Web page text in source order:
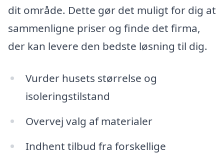
dit område. Dette gør det muligt for dig at
sammenligne priser og finde det firma,
der kan levere den bedste løsning til dig.
Vurder husets størrelse og
isoleringstilstand
Overvej valg af materialer
Indhent tilbud fra forskellige